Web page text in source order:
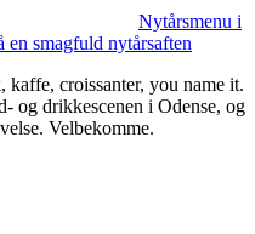
Nytårsmenu i
smagfuld nytårsaften
croissanter, you name it.
og drikkescenen i Odense, og
Velbekomme.